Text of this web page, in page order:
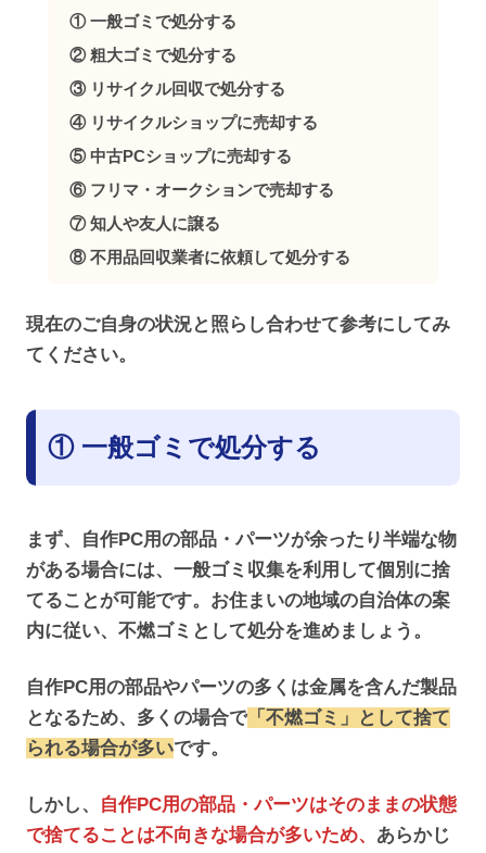
① 一般ゴミで処分する
② 粗大ゴミで処分する
③ リサイクル回収で処分する
④ リサイクルショップに売却する
⑤ 中古PCショップに売却する
⑥ フリマ・オークションで売却する
⑦ 知人や友人に譲る
⑧ 不用品回収業者に依頼して処分する
現在のご自身の状況と照らし合わせて参考にしてみ
てください。
① 一般ゴミで処分する
まず、自作PC用の部品・パーツが余ったり半端な物
がある場合には、一般ゴミ収集を利用して個別に捨
てることが可能です。お住まいの地域の自治体の案
内に従い、不燃ゴミとして処分を進めましょう。
自作PC用の部品やパーツの多くは金属を含んだ製品
となるため、多くの場合で「不燃ゴミ」として捨て
られる場合が多いです。
しかし、
自作PC用の部品・パーツはそのままの状態
で捨てることは不向きな場合が多いため、 あらかじ